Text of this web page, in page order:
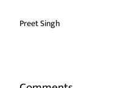
Preet Singh